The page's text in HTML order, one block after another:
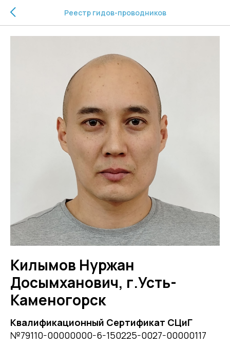
Реестр гидов-проводников
Килымов Нуржан
Досымханович, г.Усть-
Каменогорск
Квалификационный Сертификат СЦиГ
№79110-00000000-6-150225-0027-00000117